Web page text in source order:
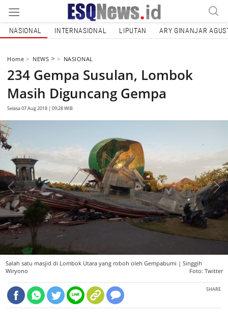
NASIONAL INTERNASIONAL LIPUTAN ARY GINANJAR
Home NEWS > NASIONAL
234 Gempa Susulan, Lombok
Masih Diguncang Gempa
Selasa 07 Aug 2018 | 09:28 WIB
Salah satu masjid di Lombok Utara yang roboh oleh Gempabumi | Singgih
Wiryono
Foto: Twitter
SHARE